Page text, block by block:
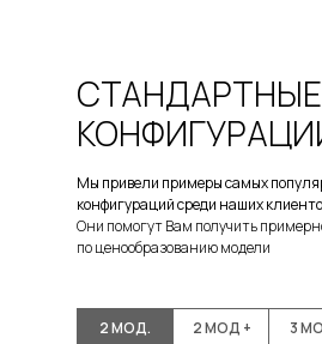
Мы привели примеры самых
конфигураций среди наших
Они помогут Вам получить
по ценообразованию модели
СТАНДАРТНЫЕ
2 МОД. 2 МОД + 3